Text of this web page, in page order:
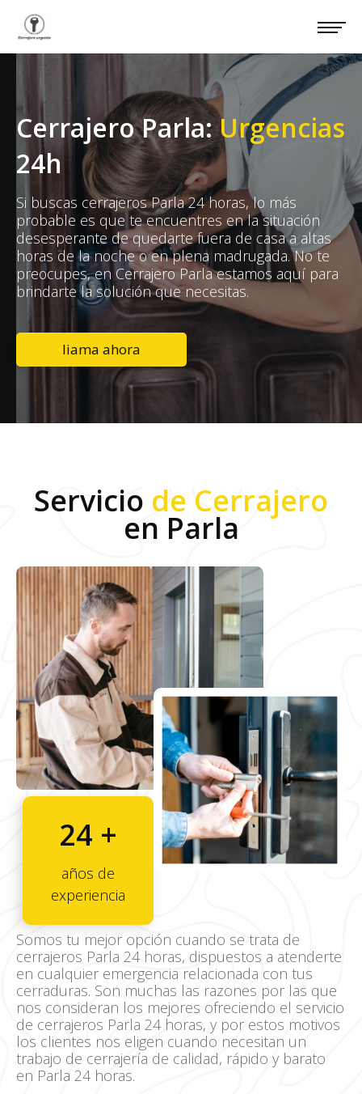
Cerrajero Parla:Urgencias
24h
Si buscas cerrajeros Parla 24 horas, lo más
probable es que te encuentres en la situación
desesperante de quedarte fuera de casa a altas
horas de la noche o en plena madrugada. No te
preocupes, en Cerrajero Parla estamos aquí para
brindarte la solución que necesitas.
liama ahora
Servicio de Cerrajero
en Parla
24 +
años de
experiencia
Somos tu mejor opción cuando se trata de
cerrajeros Parla 24 horas, dispuestos a atenderte
en cualquier emergencia relacionada con tus
cerraduras. Son muchas las razones por las que
nos consideran los mejores ofreciendo el servicio
de cerrajeros Parla 24 horas, y por estos motivos
los clientes nos eligen cuando necesitan un
trabajo de cerrajería de calidad, rápido y barato
en Parla 24 horas.